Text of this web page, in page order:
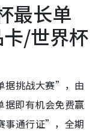
最长单
/世界杯
据挑战大赛”，由
据即有机会免费赢
事通行证”，全期